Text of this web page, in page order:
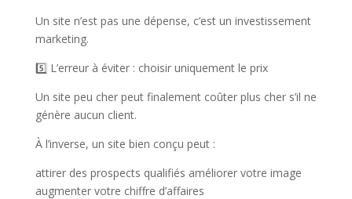
Un site n’est pas une dépense, c’est un investissement
marketing.
5️⃣ L’erreur à éviter : choisir uniquement le prix
Un site peu cher peut finalement coûter plus cher s’il ne
génère aucun client.
À l’inverse, un site bien conçu peut :
attirer des prospects qualifiés améliorer votre image
augmenter votre chiffre d’affaires